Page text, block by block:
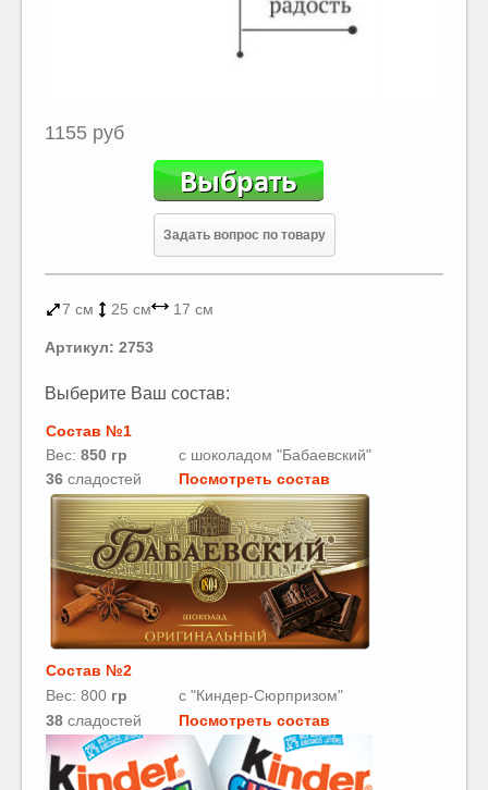
1155 руб
Задать вопрос по товару
7 см 25 см 17 см
Артикул: 2753
Выберите Ваш состав:
Состав №1
Вес: 850 гр
с шоколадом "Бабаевский"
36 сладостей Посмотреть состав
Состав №2
Вес: 800 гр
с "Киндер-Сюрпризом"
38 сладостей Посмотреть состав